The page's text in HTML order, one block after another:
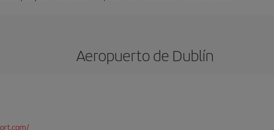
Aeropuerto de Dublín